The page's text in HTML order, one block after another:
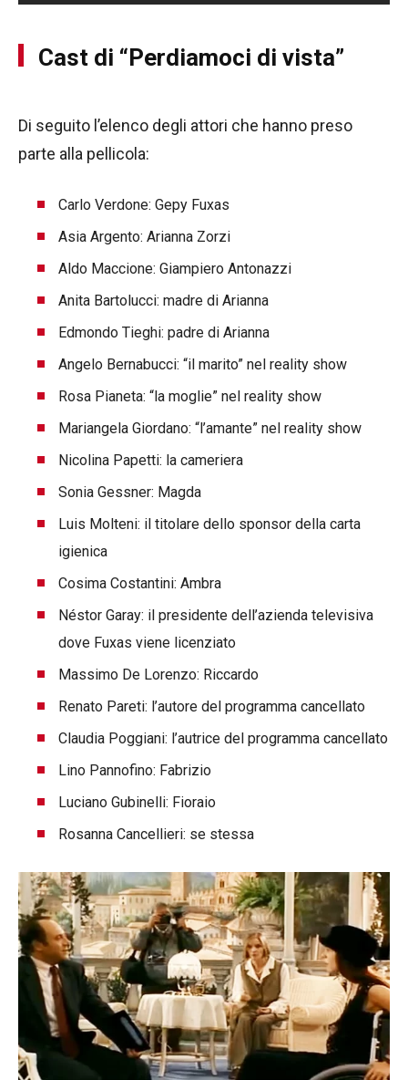
Cast di “Perdiamoci di vista”
Di seguito l’elenco degli attori che hanno preso
parte alla pellicola:
Carlo Verdone: Gepy Fuxas
Asia Argento: Arianna Zorzi
Aldo Maccione: Giampiero Antonazzi
Anita Bartolucci: madre di Arianna
Edmondo Tieghi: padre di Arianna
Angelo Bernabucci: “il marito” nel reality show
Rosa Pianeta: “la moglie” nel reality show
Mariangela Giordano: “l’amante” nel reality show
Nicolina Papetti: la cameriera
Sonia Gessner: Magda
Luis Molteni: il titolare dello sponsor della carta
igienica
Cosima Costantini: Ambra
Néstor Garay: il presidente dell’azienda televisiva
dove Fuxas viene licenziato
Massimo De Lorenzo: Riccardo
Renato Pareti: l’autore del programma cancellato
Claudia Poggiani: l’autrice del programma cancellato
Lino Pannofino: Fabrizio
Luciano Gubinelli: Fioraio
Rosanna Cancellieri: se stessa